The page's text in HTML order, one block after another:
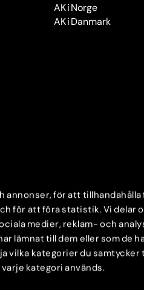
annonser, för att
för att föra statistik. Vi delar
medier, reklam- och
lämnat till dem eller som de
vilka kategorier du samtycker
kategori används.
AK i Norge
AK i Danmark